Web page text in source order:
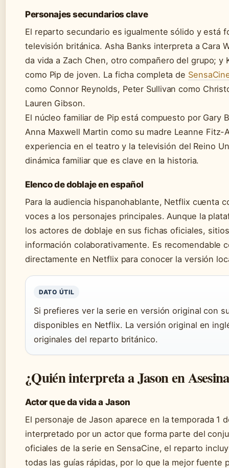
Personajes secundarios clave
El reparto secundario es igualmente sólido y está
televisión británica. Asha Banks interpreta a Cara
da vida a Zach Chen, otro compañero del grupo;
como Pip de joven. La ficha completa de
como Connor Reynolds, Peter Sullivan como
Lauren Gibson.
El núcleo familiar de Pip está compuesto por Gary
Anna Maxwell Martin como su madre Leanne Fitz-
experiencia en el teatro y la televisión del Reino
dinámica familiar que es clave en la historia.
Elenco de doblaje en español
Para la audiencia hispanohablante, Netflix cuenta
voces a los personajes principales. Aunque la
los actores de doblaje en sus fichas oficiales,
información colaborativamente. Es recomendable
directamente en Netflix para conocer la versión
DATO ÚTIL
Si prefieres ver la serie en versión original con
disponibles en Netflix. La versión original en
originales del reparto británico.
¿Quién interpreta a Jason en
Actor que da vida a Jason
El personaje de Jason aparece en la temporada 1
interpretado por un actor que forma parte del
oficiales de la serie en SensaCine, el reparto
todas las guías rápidas, por lo que la mejor fuente